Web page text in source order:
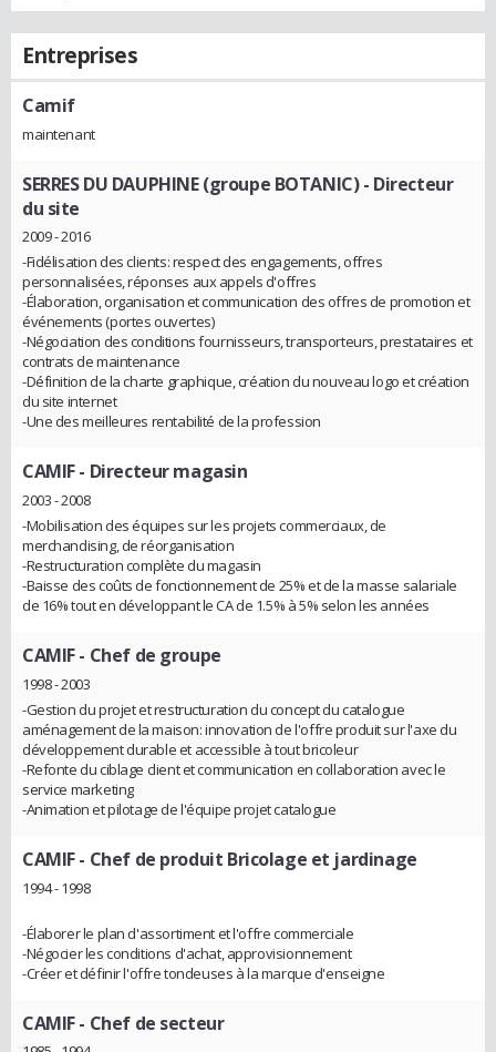
Entreprises
Camif
maintenant
SERRES DU DAUPHINE (groupe BOTANIC)- Directeur
du site
2009 - 2016
-Fidélisation des clients: respect des engagements, offres
personnalisées, réponses aux appels d'offres
-Élaboration, organisation et communication des offres de promotion et
événements (portes ouvertes)
-Négociation des conditions fournisseurs, transporteurs, prestataires et
contrats de maintenance
-Définition de la charte graphique, création du nouveau logo et création
du site internet
-Une des meilleures rentabilité de la profession
CAMIF- Directeur magasin
2003 - 2008
-Mobilisation des équipes sur les projets commerciaux, de
merchandising, de réorganisation
-Restructuration complète du magasin
-Baisse des coûts de fonctionnement de 25% et de la masse salariale
de 16% tout en développant le CA de 1.5% à 5% selon les années
CAMIF- Chef de groupe
1998 - 2003
-Gestion du projet et restructuration du concept du catalogue
aménagement de la maison: innovation de l'offre produit sur l'axe du
développement durable et accessible à tout bricoleur
-Refonte du ciblage client et communication en collaboration avec le
service marketing
-Animation et pilotage de l'équipe projet catalogue
CAMIF- Chef de produit Bricolage et jardinage
1994 - 1998
-Élaborer le plan d'assortiment et l'offre commerciale
-Négocier les conditions d'achat, approvisionnement
-Créer et définir l'offre tondeuses à la marque d'enseigne
CAMIF- Chef de secteur